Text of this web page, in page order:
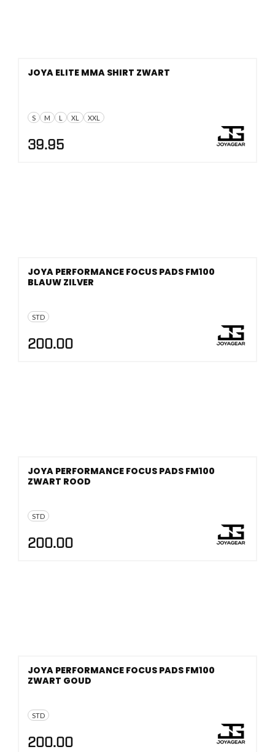
S M L XL XXL
JOYA ELITE MMA SHIRT ZWART
39.95
STD
JOYA PERFORMANCE FOCUS PADS FM100
BLAUW ZILVER
200.00
STD
JOYA PERFORMANCE FOCUS PADS FM100
ZWART ROOD
200.00
STD
JOYA PERFORMANCE FOCUS PADS FM100
ZWART GOUD
200.00